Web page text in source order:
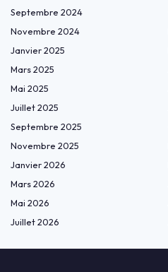
Septembre 2024
Novembre 2024
Janvier 2025
Mars 2025
Mai 2025
Juillet 2025
Septembre 2025
Novembre 2025
Janvier 2026
Mars 2026
Mai 2026
Juillet 2026